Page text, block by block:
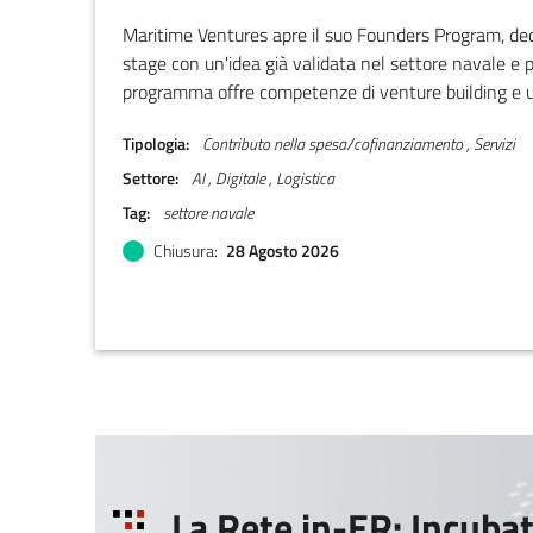
Maritime Ventures apre il suo Founders Program,
stage con un'idea già validata nel settore navale e
programma offre competenze di venture building e
milioni di euro di investimento in equity da parte di
Maritime Ventures. L'obiettivo è costruire la
italiana del settore marittimo.
Tipologia
Contributo nella spesa/cofinanziamento , Servizi
Settore
AI , Digitale , Logistica
Tag
settore navale
Chiusura 28 Agosto 2026